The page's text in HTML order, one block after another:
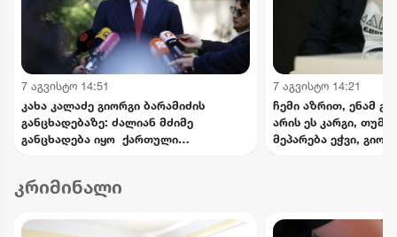
7 აგვისტო 14:51
კახა კალაძე გიორგი ბარამიძის
განცხადებაზე: ძალიან მძიმე
განცხადება იყო ქართული
7 აგვისტო 14:21
ჩემი აზრით, ენამ
არის ეს კარგი,
მეპარება ეჭვი,
კრიმინალი